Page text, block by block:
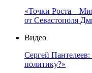
«Точки Роста –
от Севастополя
Видео
Сергей
политику?»